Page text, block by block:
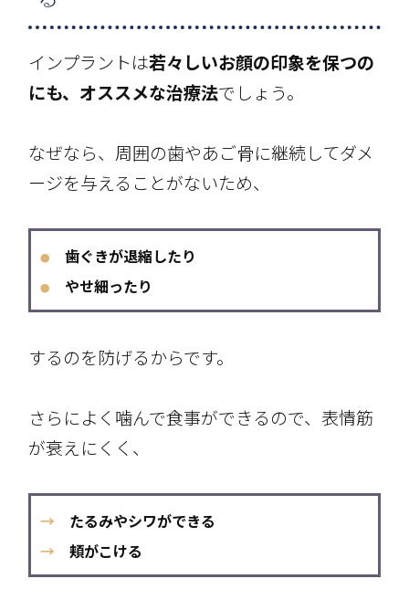
インプラントは若々しいお顔の印象を保つの
にも、オススメな治療法でしょう。
なぜなら、周囲の歯やあご骨に継続してダメ
ージを与えることがないため、
● 歯ぐきが退縮したり
● やせ細ったり
するのを防げるからです。
さらによく噛んで食事ができるので、表情筋
が衰えにくく、
→ たるみやシワができる
→ 頬がこける